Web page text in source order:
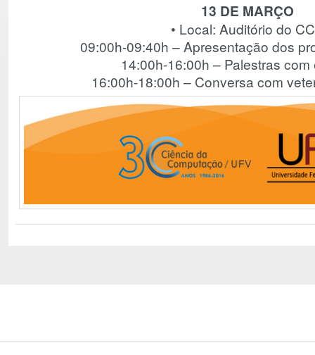
13 DE MARÇO
• Local: Auditório do
09:00h-09:40h – Apresentação dos
14:00h-16:00h – Palestras
16:00h-18:00h – Conversa com